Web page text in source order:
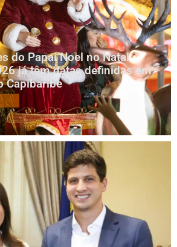
do Papai Noel no Natal
já têm datas definidas em
Capibaribe